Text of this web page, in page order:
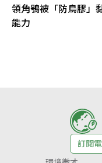
領角鴞被「防鳥膠」
能力
訂閱